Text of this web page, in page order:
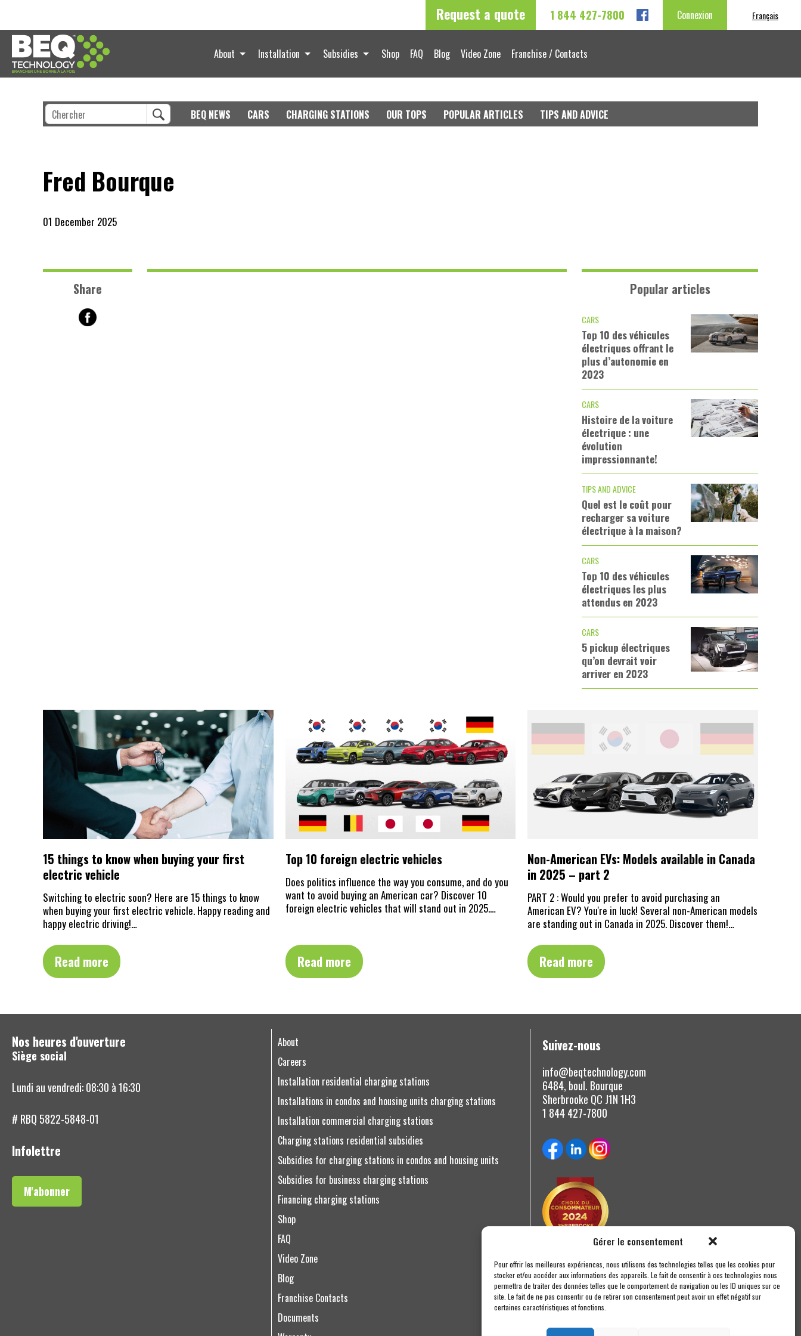
Gérer le consentement
Pour offrir les meilleures expériences, nous utilisons des technologies telles que les cookies pour
stocker et/ou accéder aux informations des appareils. Le fait de consentir à ces technologies nous
permettra de traiter des données telles que le comportement de navigation ou les ID uniques sur ce
site. Le fait de ne pas consentir ou de retirer son consentement peut avoir un effet négatif sur
certaines caractéristiques et fonctions.
Request a quote 1 844 427-7800 Connexion Français
About Installation Subsidies Shop FAQ Blog Video Zone Franchise / Contacts
BEQ NEWS CARS CHARGING STATIONS OUR TOPS POPULAR ARTICLES TIPS AND ADVICE
Fred Bourque
01 December 2025
Share Popular articles
CARS
Top 10 des véhicules
électriques offrant le
plus d’autonomie en
2023
CARS
Histoire de la voiture
électrique : une
évolution
impressionnante!
TIPS AND ADVICE
Quel est le coût pour
recharger sa voiture
électrique à la maison?
CARS
Top 10 des véhicules
électriques les plus
attendus en 2023
CARS
5 pickup électriques
qu’on devrait voir
arriver en 2023
15 things to know when buying your first
electric vehicle
Switching to electric soon? Here are 15 things to know
when buying your first electric vehicle. Happy reading and
happy electric driving!…
Read more
Top 10 foreign electric vehicles
Does politics influence the way you consume, and do you
want to avoid buying an American car? Discover 10
foreign electric vehicles that will stand out in 2025.…
Read more
Non-American EVs: Models available in Canada
in 2025 – part 2
PART 2 : Would you prefer to avoid purchasing an
American EV? You're in luck! Several non-American models
are standing out in Canada in 2025. Discover them!…
Read more
Nos heures d'ouverture
Siège social
Lundi au vendredi: 08:30 à 16:30
# RBQ 5822-5848-01
Infolettre
M'abonner
About
Careers
Installation residential charging stations
Installations in condos and housing units charging stations
Installation commercial charging stations
Charging stations residential subsidies
Subsidies for charging stations in condos and housing units
Subsidies for business charging stations
Financing charging stations
Shop
FAQ
Video Zone
Blog
Franchise Contacts
Documents
Suivez-nous
info@beqtechnology.com
6484, boul. Bourque
Sherbrooke QC J1N 1H3
1 844 427-7800